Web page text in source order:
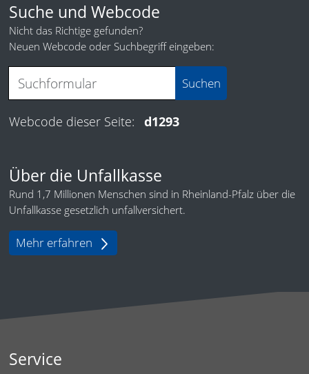
Suche und Webcode
Nicht das Richtige gefunden?
Neuen Webcode oder Suchbegriff eingeben:
Webcode dieser Seite: d1293
Über die Unfallkasse
Rund 1,7 Millionen Menschen sind in Rheinland-Pfalz über die
Unfallkasse gesetzlich unfallversichert.
Mehr erfahren
Service